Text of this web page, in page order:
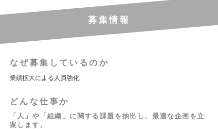
募集情報
なぜ募集しているのか
業績拡大による人員強化
どんな仕事か
「人」や「組織」に関する課題を抽出し、最適な企画を立
案します。